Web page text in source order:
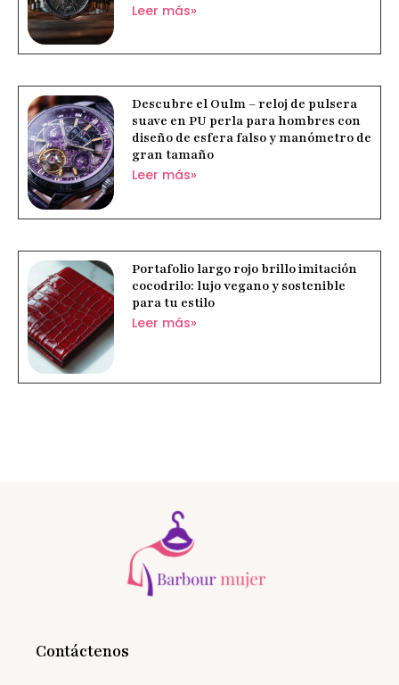
Leer más»
Descubre el Oulm – reloj de pulsera
suave en PU perla para hombres con
diseño de esfera falso y manómetro de
gran tamaño
Leer más»
Portafolio largo rojo brillo imitación
cocodrilo: lujo vegano y sostenible
para tu estilo
Leer más»
Contáctenos